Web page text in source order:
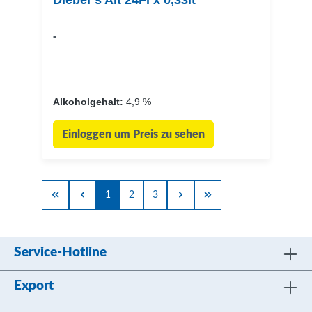
•
Alkoholgehalt: 4,9 %
Einloggen um Preis zu sehen
1 2 3
Service-Hotline
Export